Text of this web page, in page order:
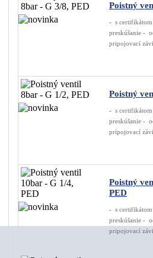
Poistný
- s
preskúšanie -
pripojovací
Poistný
- s
preskúšanie -
pripojovací
Poistný
PED
- s
preskúšanie -
pripojovací